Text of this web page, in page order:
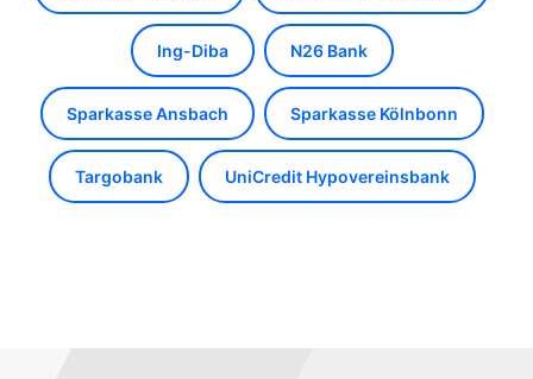
Ing-Diba N26 Bank
Sparkasse Ansbach Sparkasse Kölnbonn
Targobank UniCredit Hypovereinsbank